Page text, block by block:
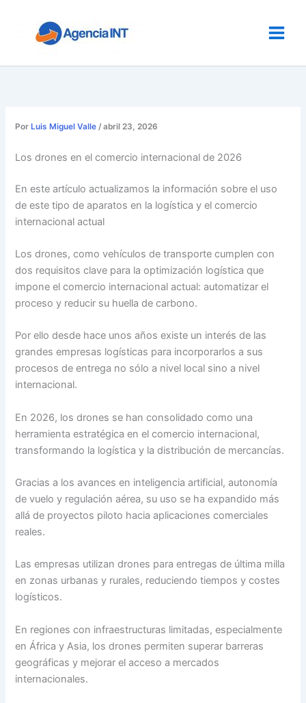
contenido
Por Luis Miguel Valle/abril 23, 2026
Los drones en el comercio internacional de 2026
En este artículo actualizamos la información sobre el uso
de este tipo de aparatos en la logística y el comercio
internacional actual
Los drones, como vehículos de transporte cumplen con
dos requisitos clave para la optimización logística que
impone el comercio internacional actual: automatizar el
proceso y reducir su huella de carbono.
Por ello desde hace unos años existe un interés de las
grandes empresas logísticas para incorporarlos a sus
procesos de entrega no sólo a nivel local sino a nivel
internacional.
En 2026, los drones se han consolidado como una
herramienta estratégica en el comercio internacional,
transformando la logística y la distribución de mercancías.
Gracias a los avances en inteligencia artificial, autonomía
de vuelo y regulación aérea, su uso se ha expandido más
allá de proyectos piloto hacia aplicaciones comerciales
reales.
Las empresas utilizan drones para entregas de última milla
en zonas urbanas y rurales, reduciendo tiempos y costes
logísticos.
En regiones con infraestructuras limitadas, especialmente
en África y Asia, los drones permiten superar barreras
geográficas y mejorar el acceso a mercados
internacionales.